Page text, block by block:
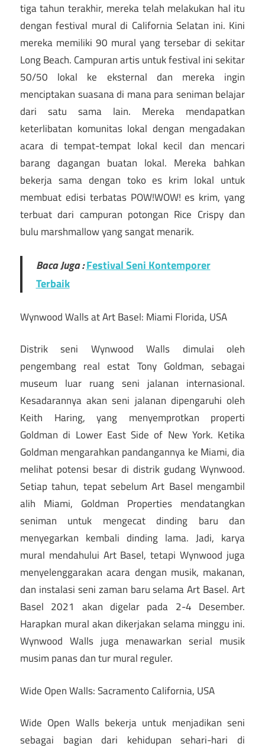
tiga tahun terakhir, mereka telah melakukan hal itu
dengan festival mural di California Selatan ini. Kini
mereka memiliki 90 mural yang tersebar di sekitar
Long Beach. Campuran artis untuk festival ini sekitar
50/50 lokal ke eksternal dan mereka ingin
menciptakan suasana di mana para seniman belajar
dari satu sama lain. Mereka mendapatkan
keterlibatan komunitas lokal dengan mengadakan
acara di tempat-tempat lokal kecil dan mencari
barang dagangan buatan lokal. Mereka bahkan
bekerja sama dengan toko es krim lokal untuk
membuat edisi terbatas POW!WOW! es krim, yang
terbuat dari campuran potongan Rice Crispy dan
bulu marshmallow yang sangat menarik.
Baca Juga :Festival Seni Kontemporer
Terbaik
Wynwood Walls at Art Basel: Miami Florida, USA
Distrik seni Wynwood Walls dimulai oleh
pengembang real estat Tony Goldman, sebagai
museum luar ruang seni jalanan internasional.
Kesadarannya akan seni jalanan dipengaruhi oleh
Keith Haring, yang menyemprotkan properti
Goldman di Lower East Side of New York. Ketika
Goldman mengarahkan pandangannya ke Miami, dia
melihat potensi besar di distrik gudang Wynwood.
Setiap tahun, tepat sebelum Art Basel mengambil
alih Miami, Goldman Properties mendatangkan
seniman untuk mengecat dinding baru dan
menyegarkan kembali dinding lama. Jadi, karya
mural mendahului Art Basel, tetapi Wynwood juga
menyelenggarakan acara dengan musik, makanan,
dan instalasi seni zaman baru selama Art Basel. Art
Basel 2021 akan digelar pada 2-4 Desember.
Harapkan mural akan dikerjakan selama minggu ini.
Wynwood Walls juga menawarkan serial musik
musim panas dan tur mural reguler.
Wide Open Walls: Sacramento California, USA
Wide Open Walls bekerja untuk menjadikan seni
sebagai bagian dari kehidupan sehari-hari di